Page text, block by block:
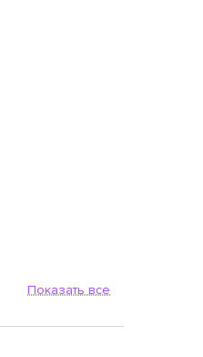
Показать все